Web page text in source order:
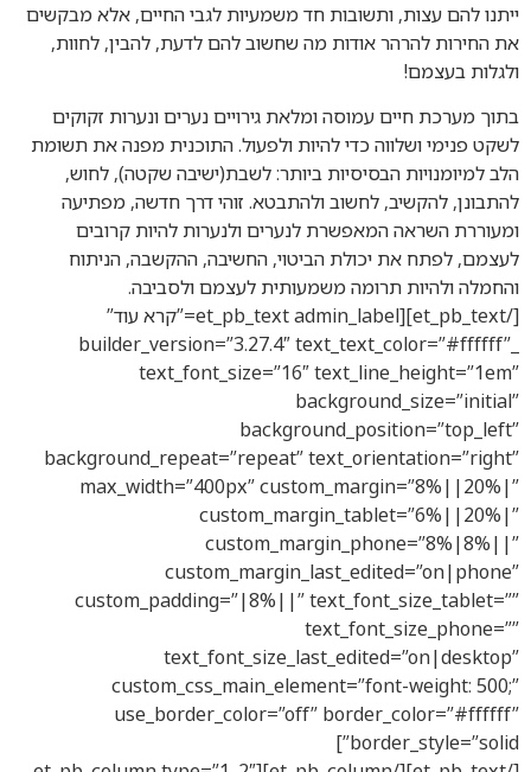
ייתנו להם עצות, ותשובות חד משמעיות לגבי החיים, אלא מבקשים
את החירות להרהר אודות מה שחשוב להם לדעת, להבין, לחוות,
ולגלות בעצמם!
בתוך מערכת חיים עמוסה ומלאת גירויים נערים ונערות זקוקים
לשקט פנימי ושלווה כדי להיות ולפעול. התוכנית מפנה את תשומת
הלב למיומנויות הבסיסיות ביותר: לשבת(ישיבה שקטה), לחוש,
להתבונן, להקשיב, לחשוב ולהתבטא. זוהי דרך חדשה, מפתיעה
ומעוררת השראה המאפשרת לנערים ולנערות להיות קרובים
לעצמם, לפתח את יכולת הביטוי, החשיבה, ההקשבה, הניתוח
והחמלה ולהיות תרומה משמעותית לעצמם ולסביבה.
[/et_pb_text][et_pb_text admin_label=”קרא עוד”
_builder_version=”3.27.4″ text_text_color=”#ffffff”
text_font_size=”16″ text_line_height=”1em”
background_size=”initial”
background_position=”top_left”
background_repeat=”repeat” text_orientation=”right”
max_width=”400px” custom_margin=”8%||20%|”
custom_margin_tablet=”6%||20%|”
custom_margin_phone=”8%|8%||”
custom_margin_last_edited=”on|phone”
custom_padding=”|8%||” text_font_size_tablet=””
text_font_size_phone=””
text_font_size_last_edited=”on|desktop”
custom_css_main_element=”font-weight: 500;”
use_border_color=”off” border_color=”#ffffff”
border_style=”solid”]